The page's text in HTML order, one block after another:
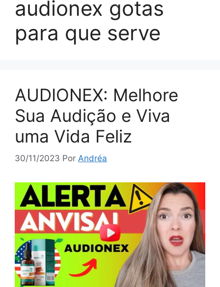
audionex gotas
para que serve
AUDIONEX: Melhore
Sua Audição e Viva
uma Vida Feliz
30/11/2023 Por Andréa